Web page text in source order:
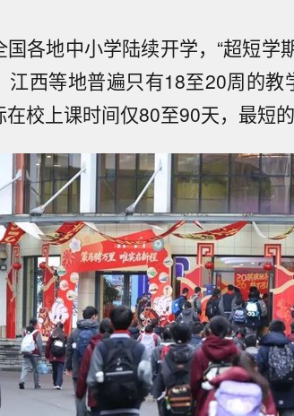
各地中小学陆续开学，“超短学
江西等地普遍只有18至20周的教
校上课时间仅80至90天，最短